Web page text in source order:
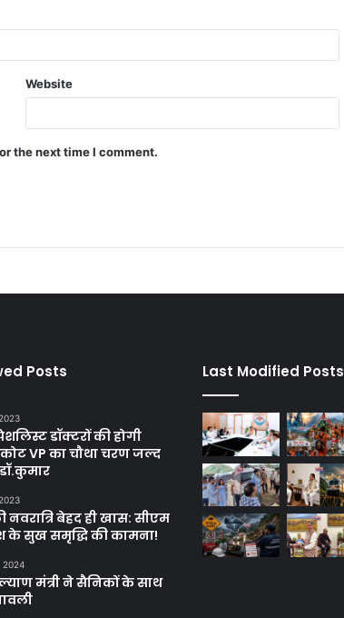
Website
the next time I comment.
Posts
डॉक्टरों की होगी
कोट VP का चौथा चरण जल्द
नवरात्रि बेहद ही खास: सीएम
के सुख समृद्धि की कामना!
2024
मंत्री ने सैनिकों के साथ
Last Modified Posts